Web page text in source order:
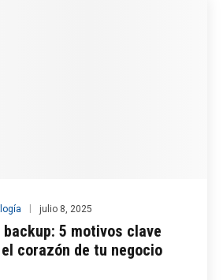
julio 8, 2025
5 motivos clave
corazón de tu negocio